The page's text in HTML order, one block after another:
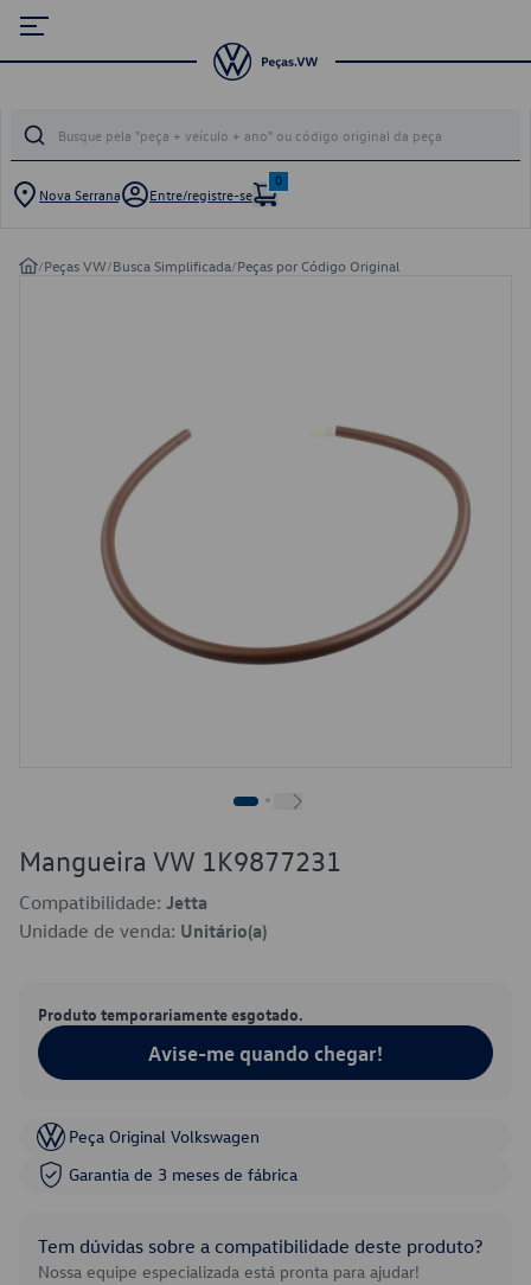
Nova Serrana Entre/registre-se
0
/Peças VW/Busca Simplificada/Peças por Código Original
Mangueira VW 1K9877231
Compatibilidade: Jetta
Unidade de venda: Unitário(a)
Produto temporariamente esgotado.
Avise-me quando chegar!
Peça Original Volkswagen
Garantia de 3 meses de fábrica
Tem dúvidas sobre a compatibilidade deste produto?
Nossa equipe especializada está pronta para ajudar!